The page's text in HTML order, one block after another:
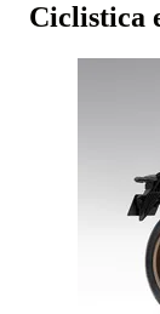
Ciclistica